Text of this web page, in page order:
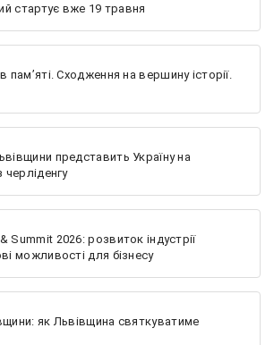
стартує вже 19 травня
пам’яті. Сходження на вершину історії.
представить Україну на
черліденгу
Summit 2026: розвиток індустрії
можливості для бізнесу
як Львівщина святкуватиме